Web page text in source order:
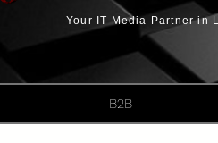
Your IT Media Partner in
B2B